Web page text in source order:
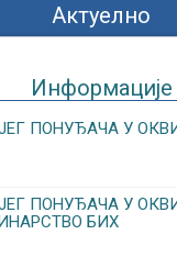
Актуелно
Информације
ПОНУЂАЧА У
ПОНУЂАЧА У
БИХ